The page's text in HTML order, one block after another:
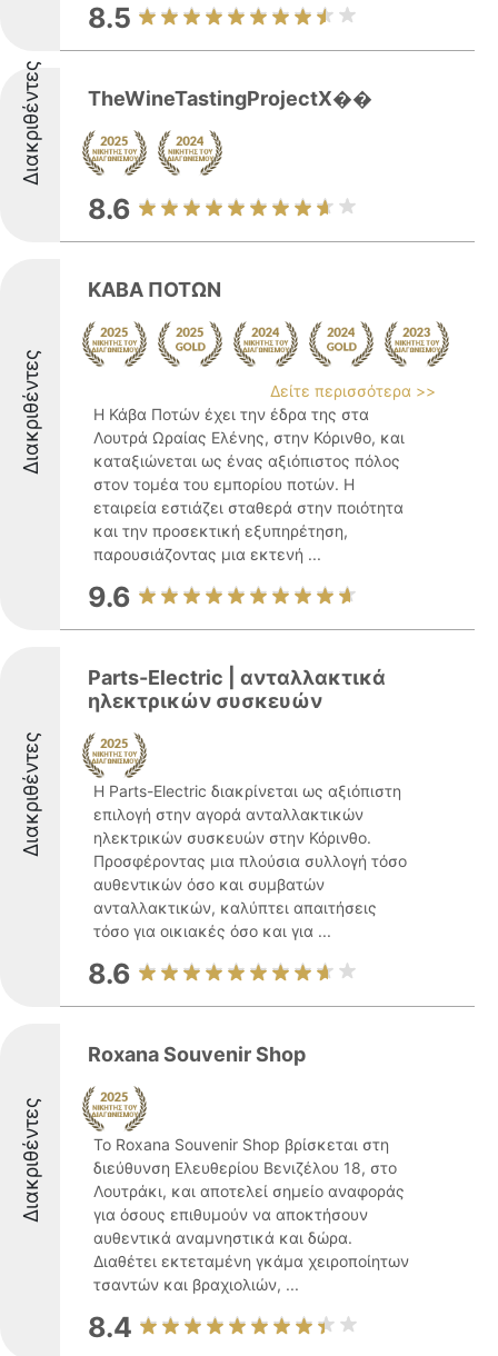
8.5
Διακριθέντες TheWineTastingProjectX��
8.6
Διακριθέντες
ΚΑΒΑ ΠΟΤΩΝ
Δείτε περισσότερα >>
Η Κάβα Ποτών έχει την έδρα της στα
Λουτρά Ωραίας Ελένης, στην Κόρινθο, και
καταξιώνεται ως ένας αξιόπιστος πόλος
στον τομέα του εμπορίου ποτών. Η
εταιρεία εστιάζει σταθερά στην ποιότητα
και την προσεκτική εξυπηρέτηση,
παρουσιάζοντας μια εκτενή ...
9.6
Διακριθέντες
Parts-Electric | ανταλλακτικά
ηλεκτρικών συσκευών
Η Parts-Electric διακρίνεται ως αξιόπιστη
επιλογή στην αγορά ανταλλακτικών
ηλεκτρικών συσκευών στην Κόρινθο.
Προσφέροντας μια πλούσια συλλογή τόσο
αυθεντικών όσο και συμβατών
ανταλλακτικών, καλύπτει απαιτήσεις
τόσο για οικιακές όσο και για ...
8.6
Διακριθέντες
Roxana Souvenir Shop
Το Roxana Souvenir Shop βρίσκεται στη
διεύθυνση Ελευθερίου Βενιζέλου 18, στο
Λουτράκι, και αποτελεί σημείο αναφοράς
για όσους επιθυμούν να αποκτήσουν
αυθεντικά αναμνηστικά και δώρα.
Διαθέτει εκτεταμένη γκάμα χειροποίητων
τσαντών και βραχιολιών, ...
8.4